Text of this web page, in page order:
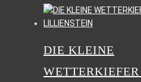
gewählt
werden
Dieses
Produkt
mehrere
auf.
DIE KLEINE